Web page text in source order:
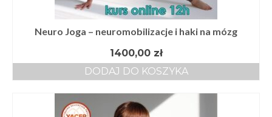
Neuro Joga – neuromobilizacje i haki na mózg
1400,00 zł
DODAJ DO KOSZYKA